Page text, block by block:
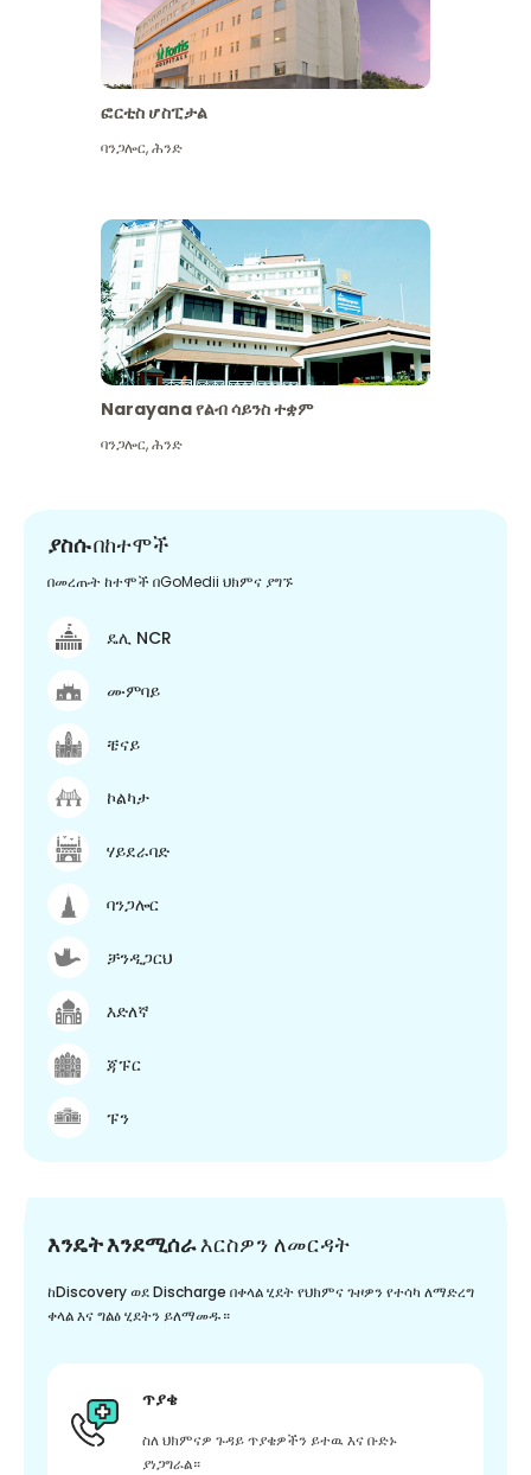
ፎርቲስ ሆስፒታል
ባንጋሎር,ሕንድ
Narayana የልብ ሳይንስ ተቋም
ባንጋሎር,ሕንድ
ያስሱበከተሞች
በመረጡት ከተሞች በGoMedii ህክምና ያግኙ
ዴሊ NCR
ሙምባይ
ቼናይ
ኮልካታ
ሃይደራባድ
ባንጋሎር
ቻንዲጋርህ
እድለኛ
ጃፑር
ፑን
እንዴት እንደሚሰራእርስዎን ለመርዳት
ከDiscovery ወደ Discharge በቀላል ሂደት የህክምና ጉዞዎን የተሳካ ለማድረግ
ቀላል እና ግልፅ ሂደትን ይለማመዱ።
ጥያቄ
ስለ ህክምናዎ ጉዳይ ጥያቄዎችን ይተዉ እና ቡድኑ
ያነጋግራል።